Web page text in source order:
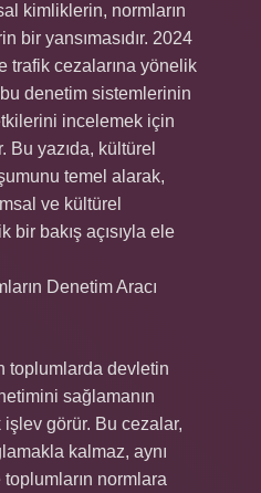
kimliklerin, normların
bir yansımasıdır. 2024
trafik cezalarına yönelik
bu denetim sistemlerinin
incelemek için
Bu yazıda, kültürel
temel alarak,
ve kültürel
bir bakış açısıyla ele
Denetim Aracı
toplumlarda devletin
sağlamanın
görür. Bu cezalar,
kalmaz, aynı
normlara